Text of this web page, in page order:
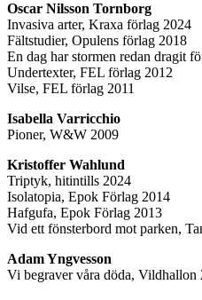
Oscar Nilsson Tornborg
Invasiva arter, Kraxa förlag 2024
Fältstudier, Opulens förlag 2018
En dag har stormen redan dragit
Undertexter, FEL förlag 2012
Vilse, FEL förlag 2011
Isabella Varricchio
Pioner, W&W 2009
Kristoffer Wahlund
Triptyk, hitintills 2024
Isolatopia, Epok Förlag 2014
Hafgufa, Epok Förlag 2013
Vid ett fönsterbord mot parken,
Adam Yngvesson
Vi begraver våra döda, Vildhallon